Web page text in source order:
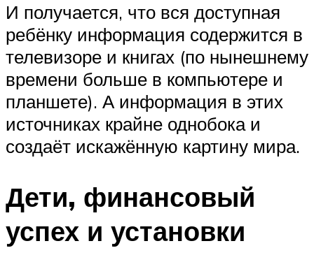
И получается, что вся доступная
ребёнку информация содержится в
телевизоре и книгах (по нынешнему
времени больше в компьютере и
планшете). А информация в этих
источниках крайне однобока и
создаёт искажённую картину мира.
Дети, финансовый
успех и установки